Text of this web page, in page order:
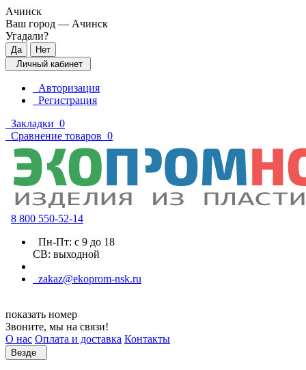
Ачинск
Ваш город — Ачинск
Угадали?
Личный кабинет
Авторизация
Регистрация
Закладки 0
Сравнение товаров 0
8 800 550-52-14
Пн-Пт: с 9 до 18
СВ: выходной
zakaz@ekoprom-nsk.ru
показать номер
Звоните, мы на связи!
О нас Оплата и доставка Контакты
Везде